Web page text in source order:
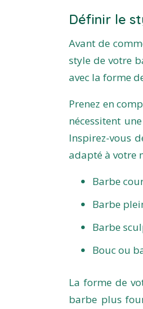
Définir le
Avant de
style de votre
avec la forme
Prenez en
nécessitent
Inspirez-vous
adapté à votre
Barbe
Barbe
Barbe
Bouc ou
La forme de
barbe plus